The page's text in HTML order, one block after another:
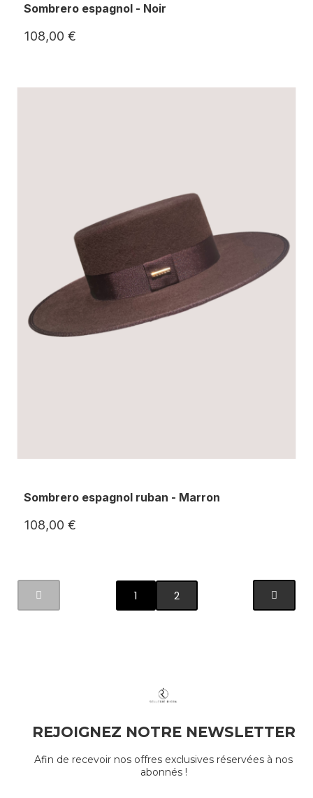
Sombrero espagnol - Noir
108,00 €
Sombrero espagnol ruban - Marron
108,00 €
1 2
REJOIGNEZ NOTRE NEWSLETTER
Afin de recevoir nos offres exclusives réservées à nos
abonnés !